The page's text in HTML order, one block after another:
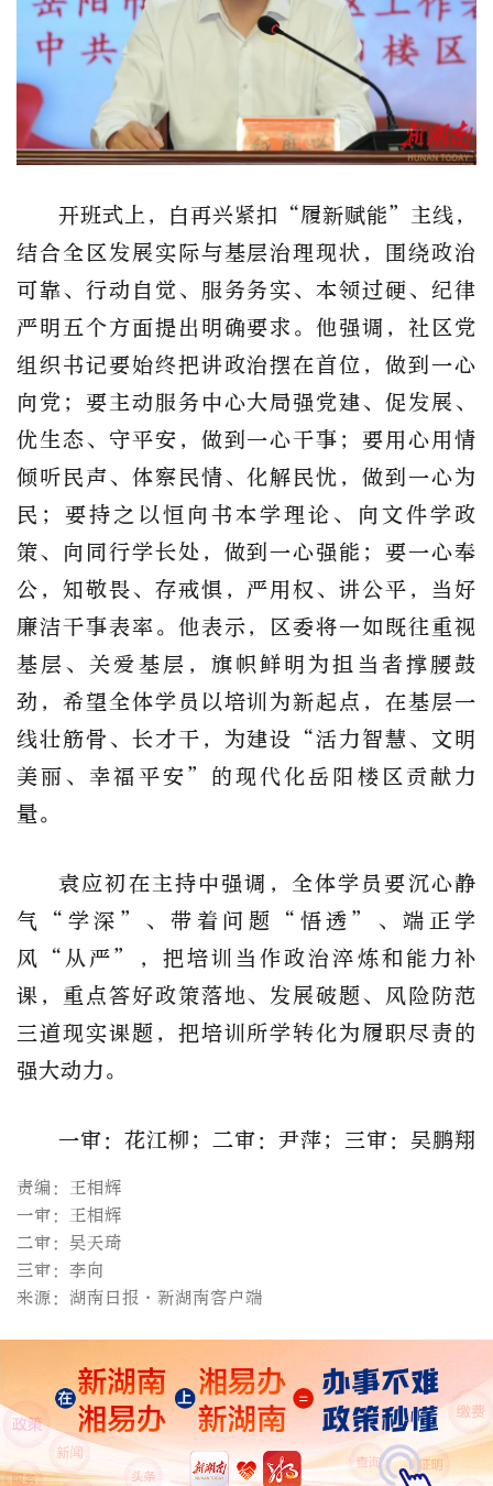
开班式上，白再兴紧扣 “履新赋能”主线，
结合全区发展实际与基层治理现状，围绕政治
可靠、行动自觉、服务务实、本领过硬、纪律
严明五个方面提出明确要求。他强调，社区党
组织书记要始终把讲政治摆在首位，做到一心
向党；要主动服务中心大局强党建、促发展、
优生态、守平安，做到一心干事；要用心用情
倾听民声、体察民情、化解民忧，做到一心为
民；要持之以恒向书本学理论、向文件学政
策、向同行学长处，做到一心强能；要一心奉
公，知敬畏、存戒惧，严用权、讲公平，当好
廉洁干事表率。他表示，区委将一如既往重视
基层、关爱基层，旗帜鲜明为担当者撑腰鼓
劲，希望全体学员以培训为新起点，在基层一
线壮筋骨、长才干，为建设“活力智慧、文明
美丽、幸福平安”的现代化岳阳楼区贡献力
量。
袁应初在主持中强调，全体学员要沉心静
气
“学深”、带着问题“悟透”、端正学
风“从严”，把培训当作政治淬炼和能力补
课，重点答好政策落地、发展破题、风险防范
三道现实课题，把培训所学转化为履职尽责的
强大动力。
一审：花江柳；二审：尹萍；三审：吴鹏翔
责编：王相辉
一审：王相辉
二审：吴天琦
三审：李向
来源：湖南日报·新湖南客户端